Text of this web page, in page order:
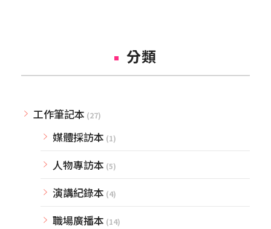
分類
工作筆記本 (27)
媒體採訪本 (1)
人物專訪本 (5)
演講紀錄本 (4)
職場廣播本 (14)